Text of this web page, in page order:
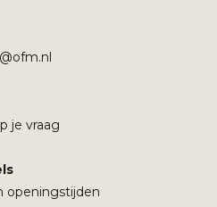
je vraag
openingstijden